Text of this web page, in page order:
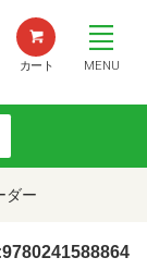
カート MENU
ダー